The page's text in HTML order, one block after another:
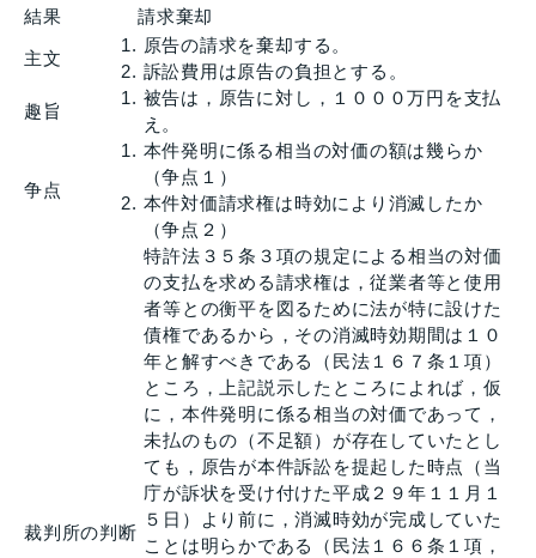
結果
請求棄却
主文
原告の請求を棄却する。
訴訟費用は原告の負担とする。
趣旨
被告は，原告に対し，１０００万円を支払
え。
争点
本件発明に係る相当の対価の額は幾らか
（争点１）
本件対価請求権は時効により消滅したか
（争点２）
裁判所の判断
特許法３５条３項の規定による相当の対価
の支払を求める請求権は，従業者等と使用
者等との衡平を図るために法が特に設けた
債権であるから，その消滅時効期間は１０
年と解すべきである（民法１６７条１項）
ところ，上記説示したところによれば，仮
に，本件発明に係る相当の対価であって，
未払のもの（不足額）が存在していたとし
ても，原告が本件訴訟を提起した時点（当
庁が訴状を受け付けた平成２９年１１月１
５日）より前に，消滅時効が完成していた
ことは明らかである（民法１６６条１項，